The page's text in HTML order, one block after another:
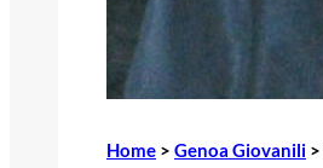
Home > Genoa Giovanili >